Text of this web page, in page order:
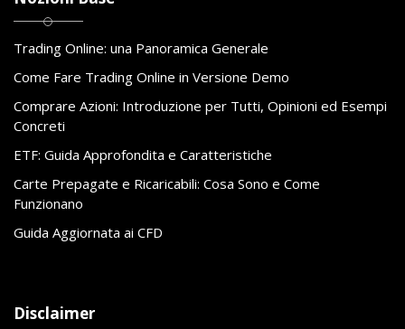
Trading Online: una Panoramica Generale
Come Fare Trading Online in Versione Demo
Comprare Azioni: Introduzione per Tutti, Opinioni ed Esempi
Concreti
ETF: Guida Approfondita e Caratteristiche
Carte Prepagate e Ricaricabili: Cosa Sono e Come
Funzionano
Guida Aggiornata ai CFD
Disclaimer